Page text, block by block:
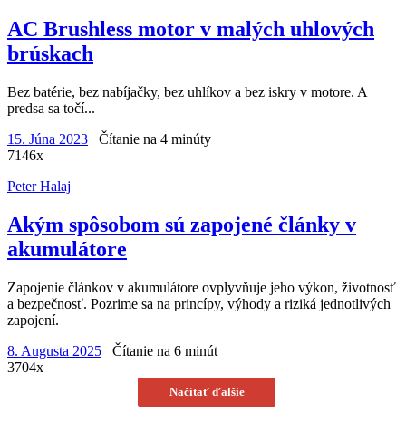
AC Brushless motor v malých uhlových
brúskach
Bez batérie, bez nabíjačky, bez uhlíkov a bez iskry v motore. A
predsa sa točí...
15. Júna 2023
Čítanie na 4 minúty
7146x
Peter Halaj
Akým spôsobom sú zapojené články v
akumulátore
Zapojenie článkov v akumulátore ovplyvňuje jeho výkon, životnosť
a bezpečnosť. Pozrime sa na princípy, výhody a riziká jednotlivých
zapojení.
8. Augusta 2025
Čítanie na 6 minút
3704x
Načítať ďalšie